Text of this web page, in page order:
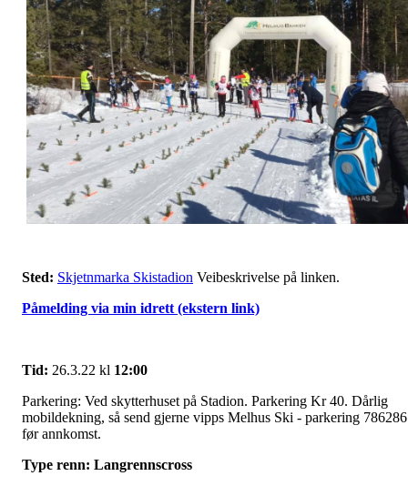
Sted: Skjetnmarka Skistadion Veibeskrivelse på linken.
Påmelding via min idrett (ekstern link)
Tid: 26.3.22 kl 12:00
Parkering: Ved skytterhuset på Stadion. Parkering Kr 40. Dårlig
mobildekning, så send gjerne vipps Melhus Ski - parkering 786286
før annkomst.
Type renn: Langrennscross